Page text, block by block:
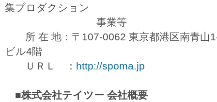
集プロダクション
事業等
所 在 地：〒107-0062 東京都港区南青山
ビル4階
ＵＲＬ ： http://spoma.jp
■株式会社テイツー 会社概要